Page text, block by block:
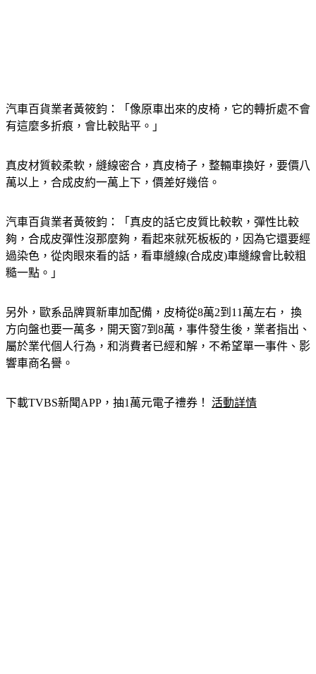
汽車百貨業者黃筱鈞：「像原車出來的皮椅，它的轉折處不會
有這麼多折痕，會比較貼平。」
真皮材質較柔軟，縫線密合，真皮椅子，整輛車換好，要價八
萬以上，合成皮約一萬上下，價差好幾倍。
汽車百貨業者黃筱鈞：「真皮的話它皮質比較軟，彈性比較
夠，合成皮彈性沒那麼夠，看起來就死板板的，因為它還要經
過染色，從肉眼來看的話，看車縫線(合成皮)車縫線會比較粗
糙一點。」
另外，歐系品牌買新車加配備，皮椅從8萬2到11萬左右， 換
方向盤也要一萬多，開天窗7到8萬，事件發生後，業者指出、
屬於業代個人行為，和消費者已經和解，不希望單一事件、影
響車商名譽。
下載TVBS新聞APP，抽1萬元電子禮券！ 活動詳情